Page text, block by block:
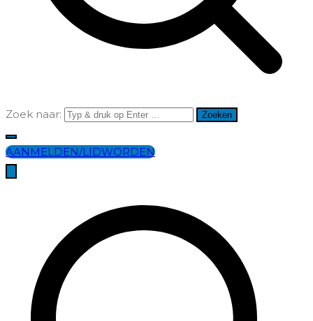
Zoek naar:
AANMELDEN/LIDWORDEN